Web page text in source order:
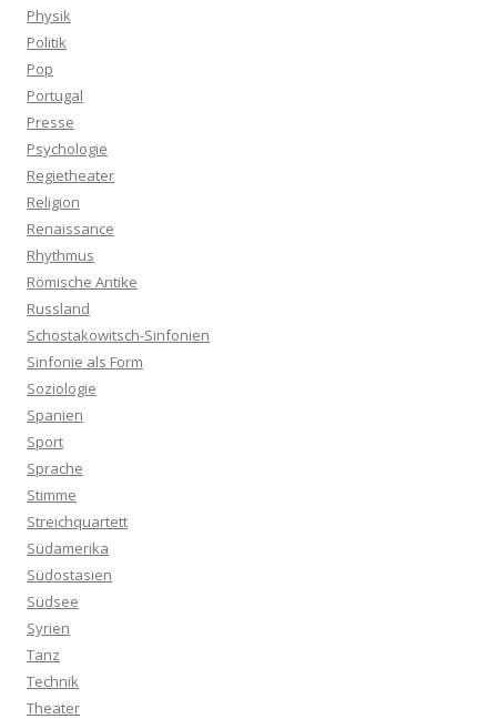
Physik
Politik
Pop
Portugal
Presse
Psychologie
Regietheater
Religion
Renaissance
Rhythmus
Römische Antike
Russland
Schostakowitsch-Sinfonien
Sinfonie als Form
Soziologie
Spanien
Sport
Sprache
Stimme
Streichquartett
Südamerika
Südostasien
Südsee
Syrien
Tanz
Technik
Theater